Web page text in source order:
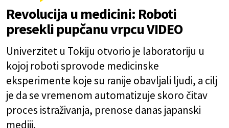
Revolucija u medicini: Roboti
presekli pupčanu vrpcu VIDEO
Univerzitet u Tokiju otvorio je laboratoriju u
kojoj roboti sprovode medicinske
eksperimente koje su ranije obavljali ljudi, a cilj
je da se vremenom automatizuje skoro čitav
proces istraživanja, prenose danas japanski
mediji.